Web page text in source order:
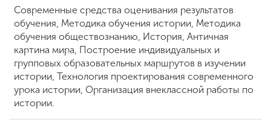
Современные средства оценивания результатов
обучения, Методика обучения истории, Методика
обучения обществознанию, История, Античная
картина мира, Построение индивидуальных и
групповых образовательных маршрутов в изучении
истории, Технология проектирования современного
урока истории, Организация внеклассной работы по
истории.